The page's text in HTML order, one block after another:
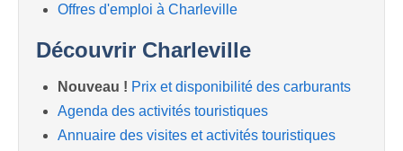
Offres d'emploi à Charleville
Découvrir Charleville
Nouveau ! Prix et disponibilité des carburants
Agenda des activités touristiques
Annuaire des visites et activités touristiques